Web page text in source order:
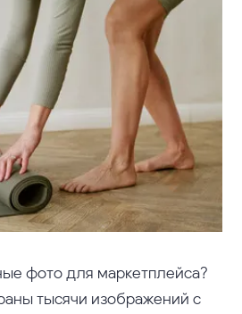
фото для маркетплейса?
тысячи изображений с